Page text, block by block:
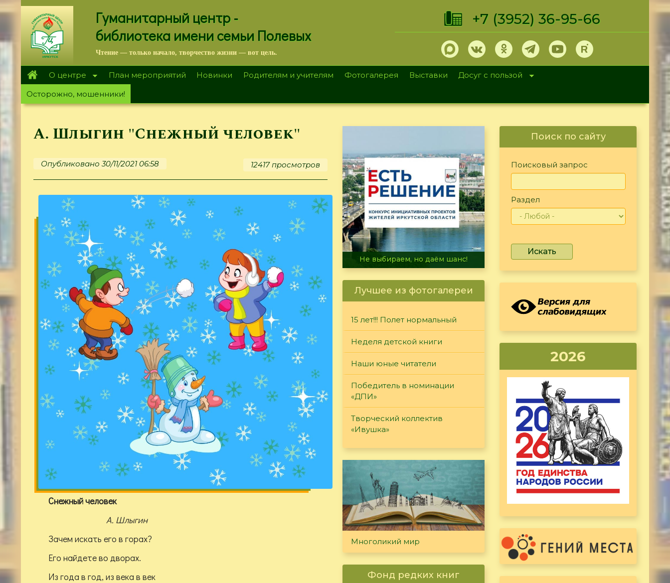
Перейти
к
основному
содержанию
Гуманитарный центр -
библиотека имени семьи Полевых
Чтение — только начало, творчество жизни — вот цель.
+7 (3952) 36-95-66
О центре План мероприятий Новинки Родителям и учителям Фотогалерея Выставки
Досуг с пользой
Осторожно, мошенники!
А. Шлыгин "Снежный человек"
Опубликовано 30/11/2021 06:58 12417 просмотров
Снежный человек
А. Шлыгин
Зачем искать его в горах?
Его найдете во дворах.
Из года в год, из века в век
В огне не горит, в воде не тонет
Лучшее из фотогалереи
15 лет!!! Полет нормальный
Неделя детской книги
Наши юные читатели
Победитель в номинации
«ДПИ»
Творческий коллектив
«Ивушка»
Многоликий мир
Фонд редких книг
Поиск по сайту
Поисковый запрос
Раздел
Искать
2026